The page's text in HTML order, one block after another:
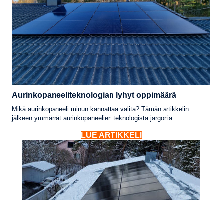
Aurinkopaneeliteknologian lyhyt oppimäärä
Mikä aurinkopaneeli minun kannattaa valita? Tämän artikkelin
jälkeen ymmärrät aurinkopaneelien teknologista jargonia.
LUE ARTIKKELI